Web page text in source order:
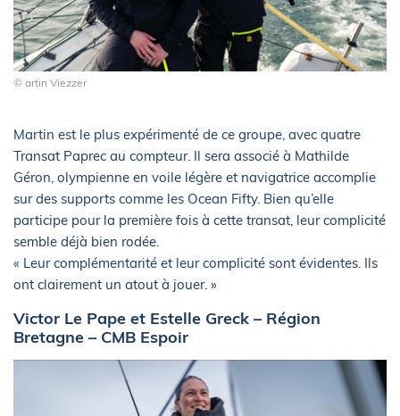
© artin Viezzer
Martin est le plus expérimenté de ce groupe, avec quatre
Transat Paprec au compteur. Il sera associé à Mathilde
Géron, olympienne en voile légère et navigatrice accomplie
sur des supports comme les Ocean Fifty. Bien qu’elle
participe pour la première fois à cette transat, leur complicité
semble déjà bien rodée.
« Leur complémentarité et leur complicité sont évidentes. Ils
ont clairement un atout à jouer. »
Victor Le Pape et Estelle Greck – Région
Bretagne – CMB Espoir